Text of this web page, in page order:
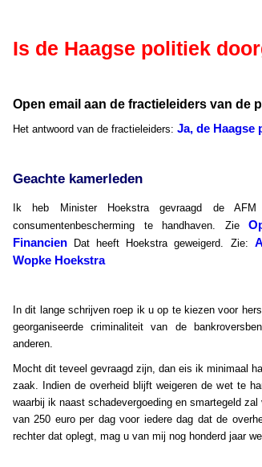
Is de Haagse politiek
Open email aan de fractieleiders van de
Het antwoord van de fractieleiders: Ja, de
Geachte kamerleden
Ik heb Minister Hoekstra gevraagd de
consumentenbescherming te handhaven. Zie
Financien Dat heeft Hoekstra geweigerd. Zie:
Wopke Hoekstra
In dit lange schrijven roep ik u op te kiezen voor
georganiseerde criminaliteit van de
anderen.
Mocht dit teveel gevraagd zijn, dan eis ik minimaal
zaak. Indien de overheid blijft weigeren de wet te
waarbij ik naast schadevergoeding en smartegeld
van 250 euro per dag voor iedere dag dat de
rechter dat oplegt, mag u van mij nog honderd jaar